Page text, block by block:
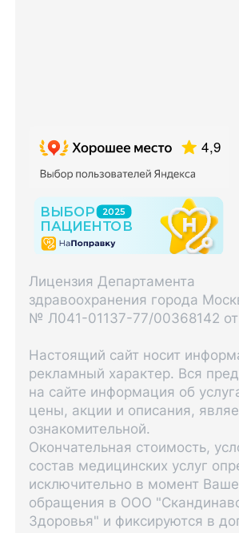
Лицензия Департамента
здравоохранения города
№ Л041-01137-77/00368142 от
Настоящий сайт носит
рекламный характер. Вся
на сайте информация об
цены, акции и описания,
ознакомительной.
Окончательная стоимость,
состав медицинских услуг
исключительно в момент
обращения в ООО
Здоровья" и фиксируются в